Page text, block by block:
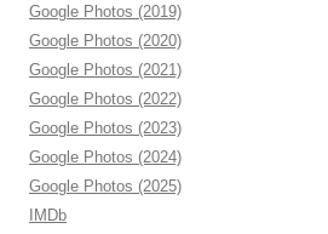
Google Photos (2019)
Google Photos (2020)
Google Photos (2021)
Google Photos (2022)
Google Photos (2023)
Google Photos (2024)
Google Photos (2025)
IMDb